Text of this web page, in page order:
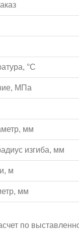
°С
МПа
мм
изгиба, мм
м
мм
по